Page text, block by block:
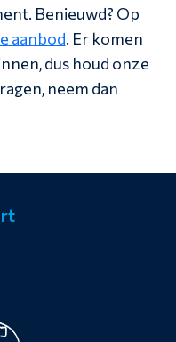
Benieuwd? Op
aanbod. Er komen
dus houd onze
neem dan